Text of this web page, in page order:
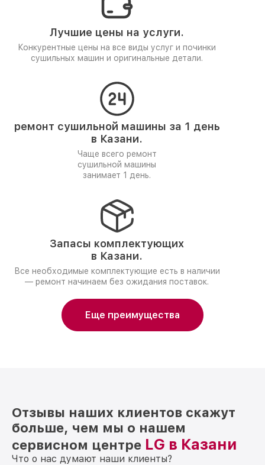
Лучшие цены на услуги.
Конкурентные цены на все виды услуг и починки
сушильных машин и оригинальные детали.
ремонт сушильной машины за 1 день
в Казани.
Чаще всего ремонт
сушильной машины
занимает 1 день.
Запасы комплектующих
в Казани.
Все необходимые комплектующие есть в наличии
— ремонт начинаем без ожидания поставок.
Еще преимущества
Отзывы наших клиентов скажут
больше, чем мы о нашем
сервисном центре LG в Казани
Что о нас думают наши клиенты?